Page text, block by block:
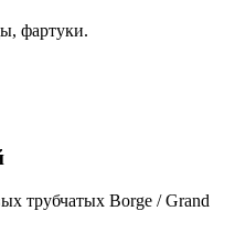
фартуки.
трубчатых Borge / Grand